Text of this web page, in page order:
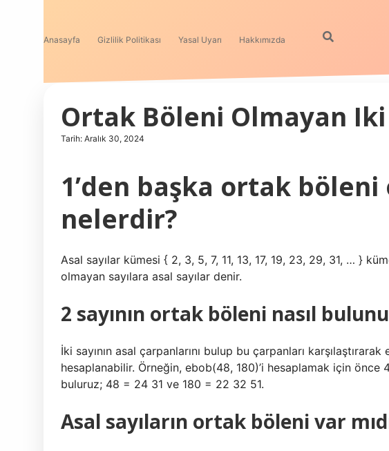
Anasayfa Gizlilik Politikası Yasal Uyarı Hakkımızda
Ortak Böleni Olmayan Iki
Tarih: Aralık 30, 2024
1’den başka ortak
nelerdir?
Asal sayılar kümesi { 2, 3, 5, 7, 11, 13, 17, 19, 23, 29, 31, … }
olmayan sayılara asal sayılar denir.
2 sayının ortak böleni nasıl
İki sayının asal çarpanlarını bulup bu çarpanları
hesaplanabilir. Örneğin, ebob(48, 180)’i hesaplamak için önce
buluruz; 48 = 24 31 ve 180 = 22 32 51.
Asal sayıların ortak böleni var